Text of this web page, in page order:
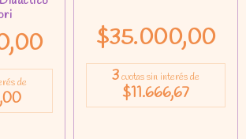
de
$35.000,00
3cuotas sin interés de
$11.666,67